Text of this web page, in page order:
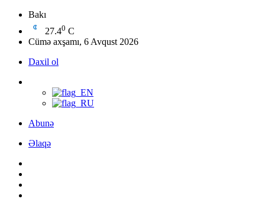
Bakı
27.40 C
Cümə axşamı, 6 Avqust 2026
Daxil ol
Abunə
Əlaqə